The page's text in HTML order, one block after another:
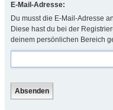
E-Mail-Adresse:
Du musst die E-Mail-Adresse
Diese hast du bei der
deinem persönlichen Bereich